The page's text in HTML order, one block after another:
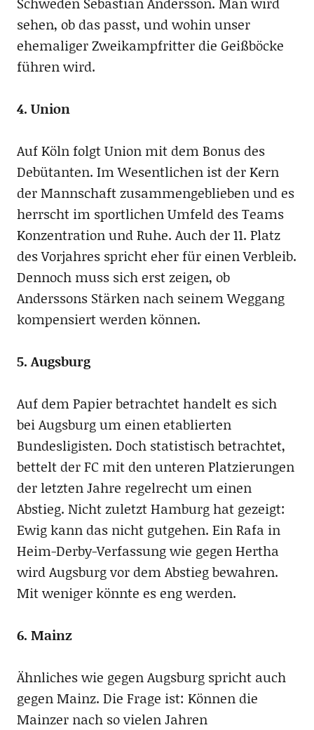
sehen, ob das passt, und wohin unser
ehemaliger Zweikampfritter die Geißböcke
führen wird.
4. Union
Auf Köln folgt Union mit dem Bonus des
Debütanten. Im Wesentlichen ist der Kern
der Mannschaft zusammengeblieben und es
herrscht im sportlichen Umfeld des Teams
Konzentration und Ruhe. Auch der 11. Platz
des Vorjahres spricht eher für einen Verbleib.
Dennoch muss sich erst zeigen, ob
Anderssons Stärken nach seinem Weggang
kompensiert werden können.
5. Augsburg
Auf dem Papier betrachtet handelt es sich
bei Augsburg um einen etablierten
Bundesligisten. Doch statistisch betrachtet,
bettelt der FC mit den unteren Platzierungen
der letzten Jahre regelrecht um einen
Abstieg. Nicht zuletzt Hamburg hat gezeigt:
Ewig kann das nicht gutgehen. Ein Rafa in
Heim-Derby-Verfassung wie gegen Hertha
wird Augsburg vor dem Abstieg bewahren.
Mit weniger könnte es eng werden.
6. Mainz
Ähnliches wie gegen Augsburg spricht auch
gegen Mainz. Die Frage ist: Können die
Mainzer nach so vielen Jahren